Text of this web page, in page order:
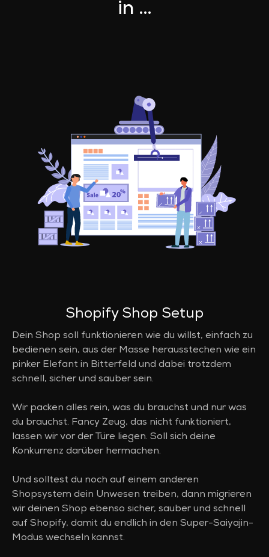
in …
Shopify Shop Setup
Dein Shop soll funktionieren wie du willst, einfach zu
bedienen sein, aus der Masse herausstechen wie ein
pinker Elefant in Bitterfeld und dabei trotzdem
schnell, sicher und sauber sein.
Wir packen alles rein, was du brauchst und nur was
du brauchst. Fancy Zeug, das nicht funktioniert,
lassen wir vor der Türe liegen. Soll sich deine
Konkurrenz darüber hermachen.
Und solltest du noch auf einem anderen
Shopsystem dein Unwesen treiben, dann migrieren
wir deinen Shop ebenso sicher, sauber und schnell
auf Shopify, damit du endlich in den Super-Saiyajin-
Modus wechseln kannst.